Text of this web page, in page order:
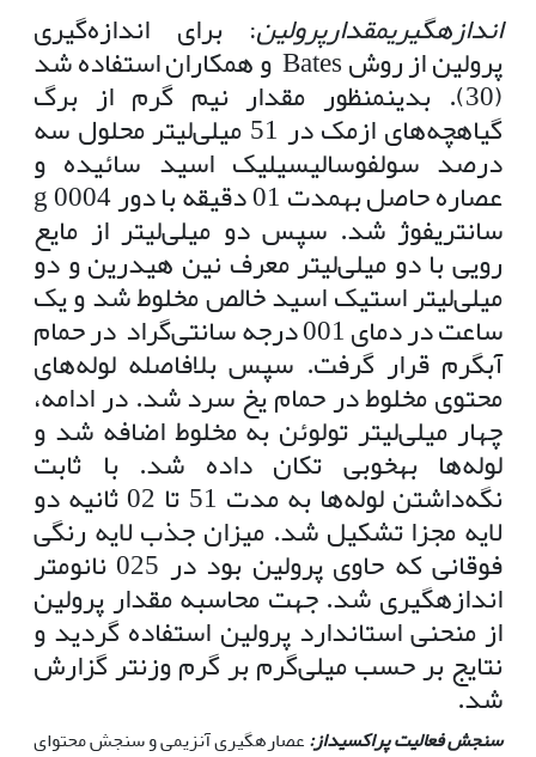
اندازهگیریمقدارپرولین: برای اندازه‌گیری
پرولین از روش Bates و همکاران استفاده شد
(30). بدینمنظور مقدار نیم گرم از برگ
گیاهچه‌های ازمک در 51 میلی‌لیتر محلول سه
درصد سولفوسالیسیلیک اسید سائیده و
عصاره حاصل بهمدت 01 دقیقه با دور g 0004
سانتریفوژ شد. سپس دو میلی‌لیتر از مایع
رویی با دو میلی‌لیتر معرف نین هیدرین و دو
میلی‌لیتر استیک اسید خالص مخلوط شد و یک
ساعت در دمای 001 درجه سانتی‌گراد در حمام
آبگرم قرار گرفت. سپس بلافاصله لوله‌های
محتوی مخلوط در حمام یخ سرد شد. در ادامه،
چهار میلی‌لیتر تولوئن به مخلوط اضافه شد و
لوله‌ها بهخوبی تکان داده شد. با ثابت
نگه‌داشتن لوله‌ها به مدت 51 تا 02 ثانیه دو
لایه مجزا تشکیل شد. میزان جذب لایه‌ رنگی
فوقانی که حاوی پرولین بود در 025 نانومتر
اندازه­گیری شد. جهت محاسبه‌ مقدار پرولین
از منحنی استاندارد پرولین استفاده گردید و
نتایج بر حسب میلی‌گرم بر گرم وزن­تر گزارش
شد.
سنجش فعالیت پراکسیداز:عصاره­گیری آنزیمی و سنجش محتوای